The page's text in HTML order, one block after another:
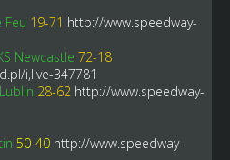
Feu 19-71 http://www.speedway-
Newcastle 72-18
i,live-347781
28-62 http://www.speedway-
50-40 http://www.speedway-